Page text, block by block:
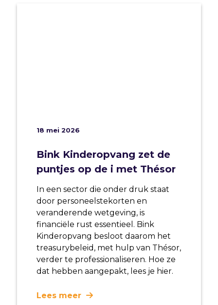
18 mei 2026
Bink Kinderopvang zet de
puntjes op de i met Thésor
In een sector die onder druk staat
door personeelstekorten en
veranderende wetgeving, is
financiële rust essentieel. Bink
Kinderopvang besloot daarom het
treasurybeleid, met hulp van Thésor,
verder te professionaliseren. Hoe ze
dat hebben aangepakt, lees je hier.
Lees meer